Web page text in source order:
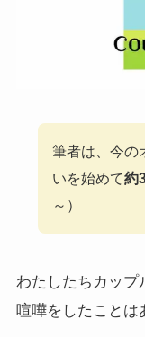
筆者は、今の
いを始めて約
～）
わたしたちカップ
喧嘩をしたことは